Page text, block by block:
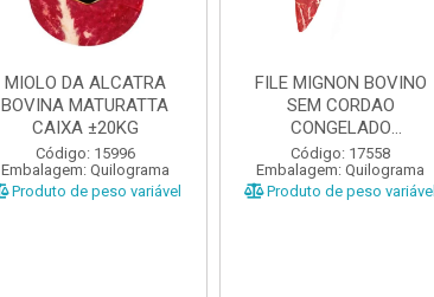
MIOLO DA ALCATRA
BOVINA MATURATTA
CAIXA ±20KG
Código: 15996
Embalagem: Quilograma
Produto de peso variável
FILE MIGNON BOVINO
SEM CORDAO
CONGELADO
MATURATTA CAIXA
±20K...
Código: 17558
Embalagem: Quilograma
Produto de peso variável